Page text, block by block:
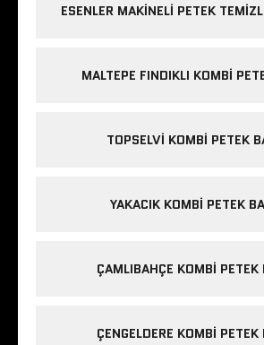
ESENLER MAKINELI PETEK
MALTEPE FINDIKLI KOMBI
TOPSELVI KOMBI PETEK
YAKACIK KOMBI PETEK
ÇAMLIBAHÇE KOMBI PETEK
ÇENGELDERE KOMBI